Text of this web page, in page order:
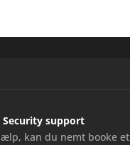
support
kan du nemt booke et